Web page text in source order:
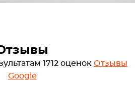
1712 оценок Отзывы
Google